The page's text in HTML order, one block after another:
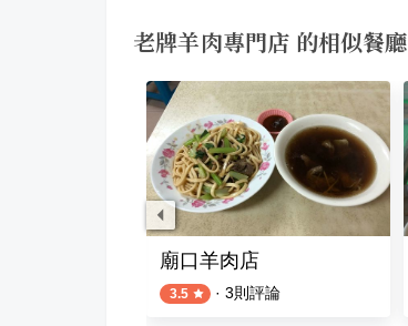
老牌羊肉專門店 的相似餐廳
廟口羊肉店
3.5 · 3則評論